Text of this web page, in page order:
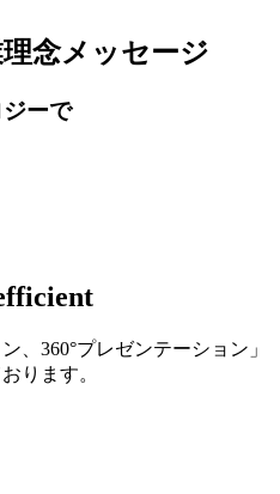
念メッセージ
ーで
、360°プレゼンテーション」
ります。